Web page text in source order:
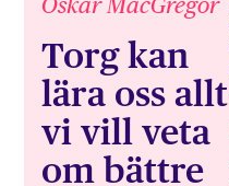
Torg kan
lära oss allt
vi vill veta
om bättre